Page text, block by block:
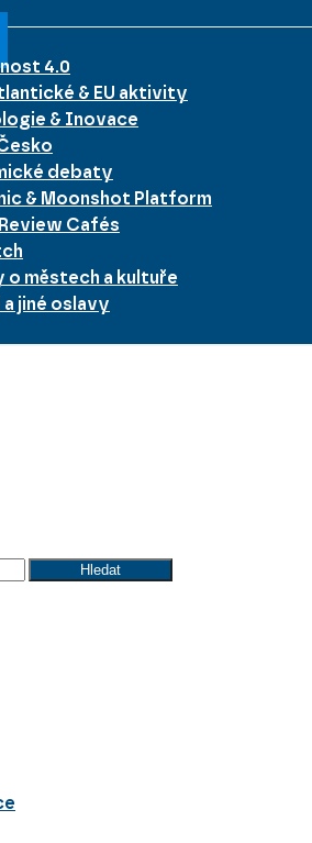
4.0
& EU aktivity
& Inovace
debaty
& Moonshot Platform
Cafés
o městech a kultuře
jiné oslavy
Hledat